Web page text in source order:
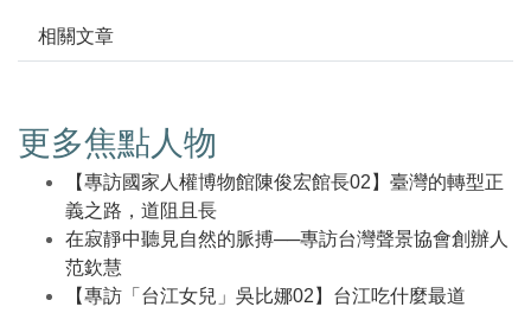
相關文章
更多焦點人物
【專訪國家人權博物館陳俊宏館長02】臺灣的轉型正
義之路，道阻且長
在寂靜中聽見自然的脈搏──專訪台灣聲景協會創辦人
范欽慧
【專訪「台江女兒」吳比娜02】台江吃什麼最道